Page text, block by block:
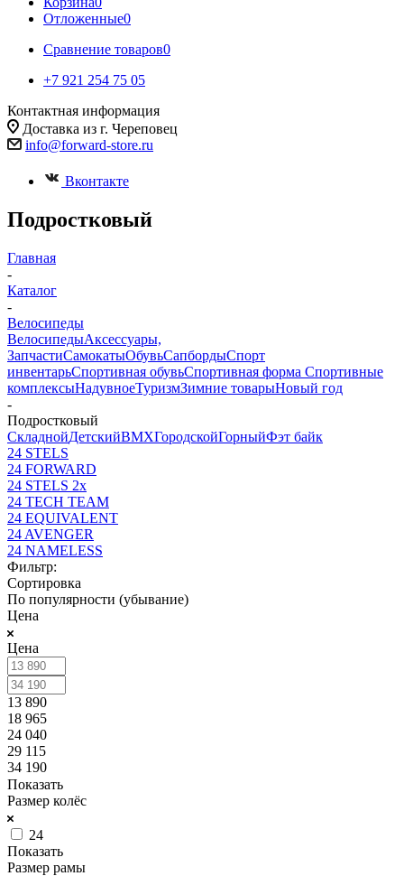
Отложенные0
Сравнение товаров0
+7 921 254 75 05
Контактная информация
Доставка из г. Череповец
info@forward-store.ru
Вконтакте
Подростковый
Главная
-
Каталог
-
Велосипеды
ВелосипедыАксессуары,
ЗапчастиСамокатыОбувьСапбордыСпорт
инвентарьСпортивная обувьСпортивная форма Спортивные
комплексыНадувноеТуризмЗимние товарыНовый год
-
Подростковый
СкладнойДетскийBMXГородскойГорныйФэт байк
24 STELS
24 FORWARD
24 STELS 2х
24 TECH TEAM
24 EQUIVALENT
24 AVENGER
24 NAMELESS
Фильтр:
Сортировка
По популярности (убывание)
Цена
Цена
13 890
18 965
24 040
29 115
34 190
Показать
Размер колёс
24
Показать
Размер рамы